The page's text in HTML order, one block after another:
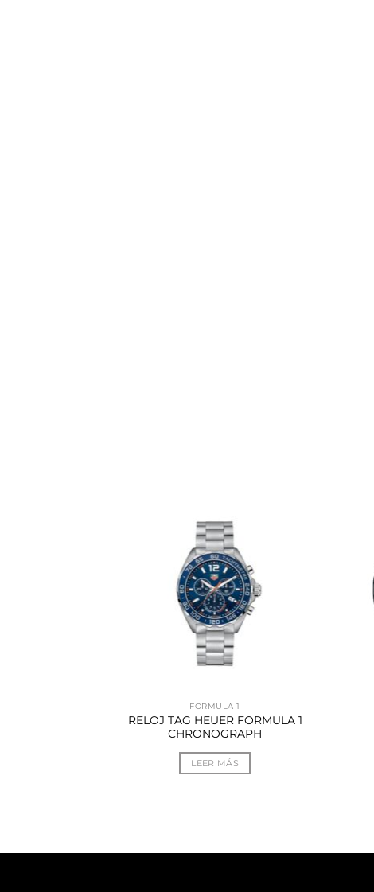
FORMULA 1
RELOJ TAG HEUER FORMULA 1
CHRONOGRAPH
LEER MÁS